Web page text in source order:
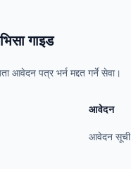
गाइड
आवेदन पत्र भर्न मद्दत गर्ने सेवा।
आवेदन
आवेदन सूची